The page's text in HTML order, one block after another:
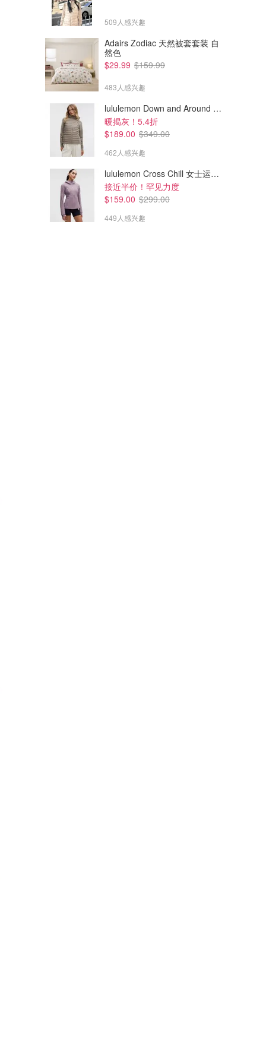
509人感兴趣
Adairs Zodiac 天然被套套装 自
然色
$29.99 $159.99
483人感兴趣
lululemon Down and Around 羽绒夹克
暖揭灰！5.4折
$189.00 $349.00
462人感兴趣
lululemon Cross Chill 女士运动外套
接近半价！罕见力度
$159.00 $299.00
449人感兴趣